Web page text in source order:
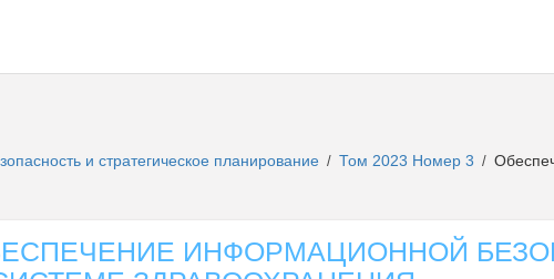
и стратегическое планирование / Том 2023 Номер 3 /
ИНФОРМАЦИОННОЙ